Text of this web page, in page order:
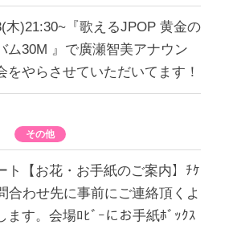
木)21:30~『歌えるJPOP 黄金の
ム30M 』で廣瀬智美アナウン
をやらさせていただいてます！
その他
ト【お花・お手紙のご案内】ﾁｹ
合わせ先に事前にご連絡頂くよ
ます。会場ﾛﾋﾞｰにお手紙ﾎﾞｯｸｽ